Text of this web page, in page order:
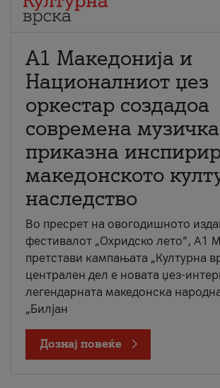
А1 Македонија и
Националниот џез
оркестар создадоа
современа музичка
приказна
македонското
наследство
Во пресрет на овогодишното
фестивалот „Охридско лето“, А1
претстави кампањата „Културна
централен дел е новата џез-
легендарната македонска
„Билјан
Дознај повеќе